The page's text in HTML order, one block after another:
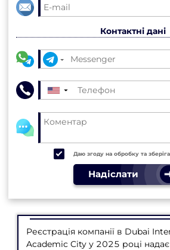
Контактні дані
▼
Даю згоду на обробку та
Надіслати
Реєстрація компанії в Dubai
Academic City у 2025 році надає